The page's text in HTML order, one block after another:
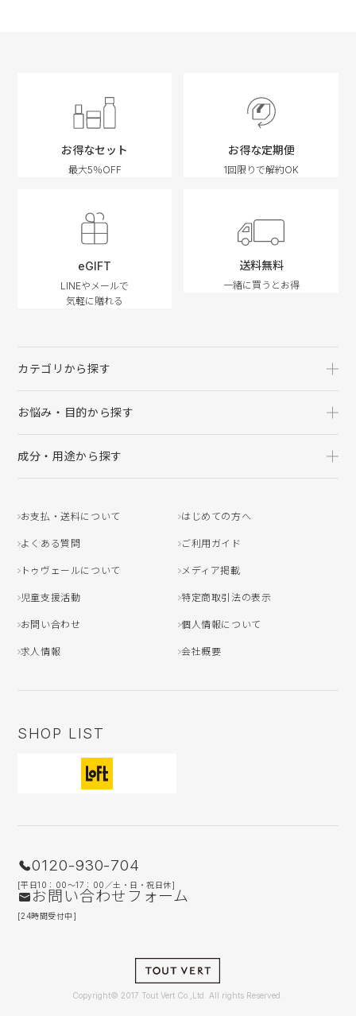
お得なセット
最大5％OFF
お得な定期便
1回限りで解約OK
eGIFT
LINEやメールで
気軽に贈れる
送料無料
一緒に買うとお得
カテゴリから探す
お悩み・目的から探す
成分・用途から探す
お支払・送料について はじめての方へ
よくある質問 ご利用ガイド
トゥヴェールについて メディア掲載
児童支援活動 特定商取引法の表示
お問い合わせ 個人情報について
求人情報 会社概要
SHOP LIST
0120-930-704
[平日10：00〜17：00／土・日・祝日休]
お問い合わせフォーム
[24時間受付中]
Copyright© 2017 Tout Vert Co.,Ltd. All rights Reserved.